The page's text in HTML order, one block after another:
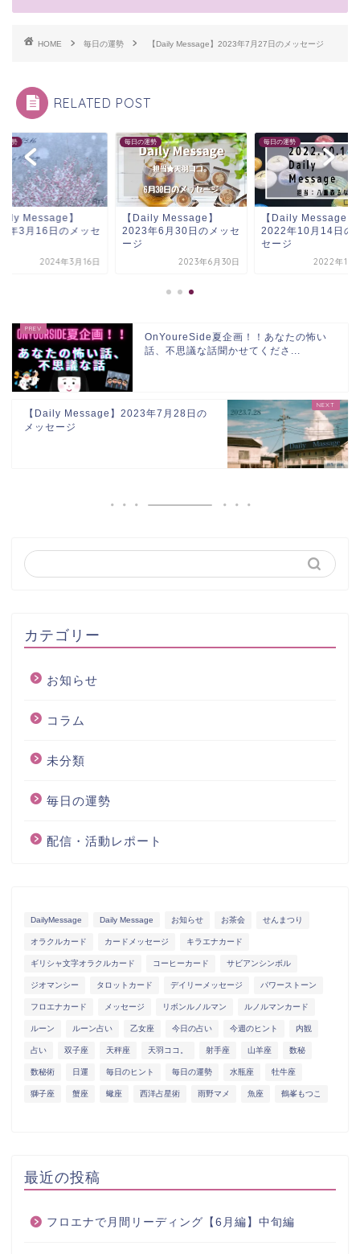
HOME 毎日の運勢 【Daily Message】2023年7月27日のメッセージ
RELATED POST
運勢
Message】
年3月16日のメッセ
2024年3月16日
毎日の運勢
【Daily Message】
2023年6月30日のメッセ
ージ
2023年6月30日
毎日の運勢
【Daily Message】
2022年10月14日の
セージ
2022年10
OnYoureSide夏企画！！あなたの怖い
話、不思議な話聞かせてくださ...
【Daily Message】2023年7月28日の
メッセージ
カテゴリー
お知らせ
コラム
未分類
毎日の運勢
配信・活動レポート
DailyMessage Daily Message お知らせ お茶会 せんまつり
オラクルカード カードメッセージ キラエナカード
ギリシャ文字オラクルカード コーヒーカード サビアンシンボル
ジオマンシー タロットカード デイリーメッセージ パワーストーン
フロエナカード メッセージ リボンルノルマン ルノルマンカード
ルーン ルーン占い 乙女座 今日の占い 今週のヒント 内観
占い 双子座 天秤座 天羽ココ。 射手座 山羊座 数秘
数秘術 日運 毎日のヒント 毎日の運勢 水瓶座 牡牛座
獅子座 蟹座 蠍座 西洋占星術 雨野マメ 魚座 鶴峯もつこ
最近の投稿
フロエナで月間リーディング【6月編】中旬編